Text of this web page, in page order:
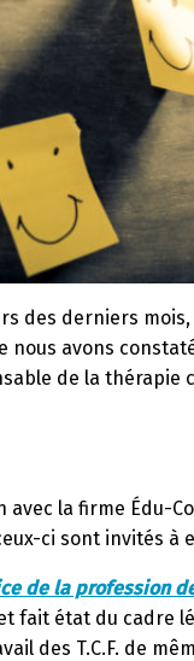
des derniers
nous avons
de la
la firme Édu-
ci sont invités
de la profession
fait état du cadre
des T.C.F. de